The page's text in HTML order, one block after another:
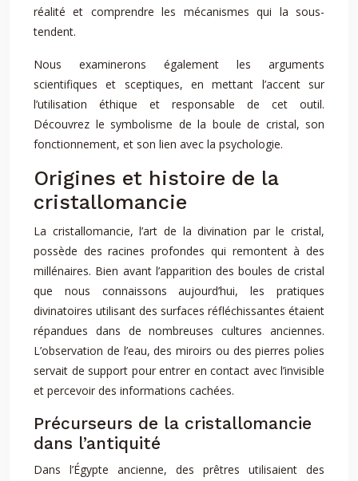
réalité et comprendre les mécanismes qui la sous-
tendent.
Nous examinerons également les arguments
scientifiques et sceptiques, en mettant l’accent sur
l’utilisation éthique et responsable de cet outil.
Découvrez le symbolisme de la boule de cristal, son
fonctionnement, et son lien avec la psychologie.
Origines et histoire de la
cristallomancie
La cristallomancie, l’art de la divination par le cristal,
possède des racines profondes qui remontent à des
millénaires. Bien avant l’apparition des boules de cristal
que nous connaissons aujourd’hui, les pratiques
divinatoires utilisant des surfaces réfléchissantes étaient
répandues dans de nombreuses cultures anciennes.
L’observation de l’eau, des miroirs ou des pierres polies
servait de support pour entrer en contact avec l’invisible
et percevoir des informations cachées.
Précurseurs de la cristallomancie
dans l’antiquité
Dans l’Égypte ancienne, des prêtres utilisaient des